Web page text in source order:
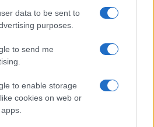
data to be sent to
purposes.
to send me
to enable storage
cookies on web or
Culture
Salute
Megachip
GiULia